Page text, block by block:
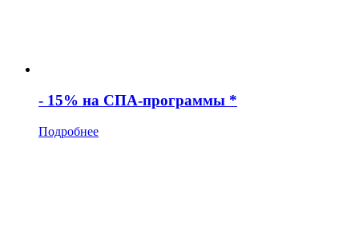
- 15% на СПА-программы *
Подробнее